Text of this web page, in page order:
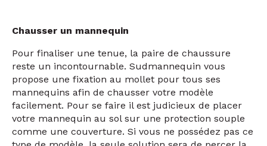
Chausser un mannequin
Pour finaliser une tenue, la paire de chaussure
reste un incontournable. Sudmannequin vous
propose une fixation au mollet pour tous ses
mannequins afin de chausser votre modèle
facilement. Pour se faire il est judicieux de placer
votre mannequin au sol sur une protection souple